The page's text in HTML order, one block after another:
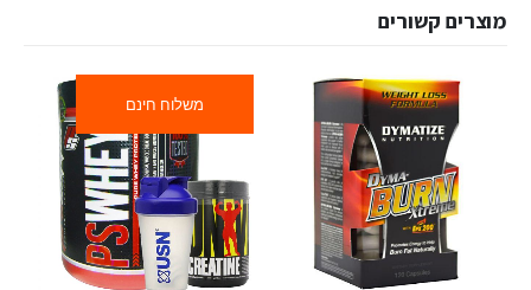
מוצרים קשורים
משלוח חינם